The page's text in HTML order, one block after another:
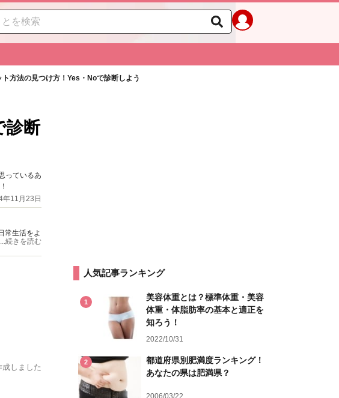
方法の見つけ方！Yes・Noで診断しよう
診断
っているあ
年11月23日
常生活をよ
総合情報サ
...続きを読む
しました
人気記事ランキング
1
美容体重とは？標準体重・美容
体重・体脂肪率の基本と適正を
知ろう！
2022/10/31
2
都道府県別肥満度ランキング！
あなたの県は肥満県？
2006/03/22